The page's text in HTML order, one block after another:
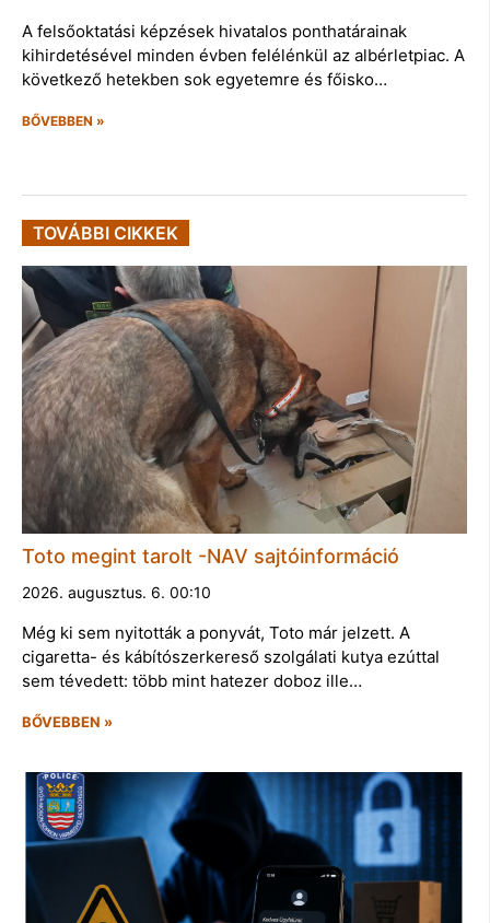
A felsőoktatási képzések hivatalos ponthatárainak
kihirdetésével minden évben felélénkül az albérletpiac. A
következő hetekben sok egyetemre és főisko…
BŐVEBBEN »
TOVÁBBI CIKKEK
Toto megint tarolt -NAV sajtóinformáció
2026. augusztus. 6. 00:10
Még ki sem nyitották a ponyvát, Toto már jelzett. A
cigaretta- és kábítószerkereső szolgálati kutya ezúttal
sem tévedett: több mint hatezer doboz ille…
BŐVEBBEN »